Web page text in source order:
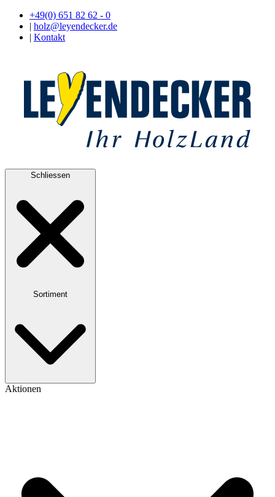
+49(0) 651 82 62 - 0
| holz@leyendecker.de
| Kontakt
Schliessen
Sortiment
Aktionen